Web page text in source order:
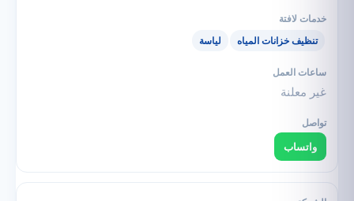
تنظيف خزانات المياه لياسة
غير معلنة
واتساب